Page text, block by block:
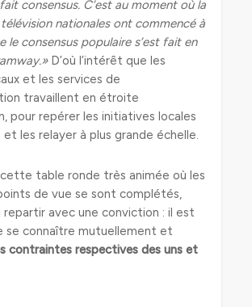
consensus. C’est au moment où la
nationales ont commencé à
le consensus populaire s’est fait en
D’où l’intérêt que les
et les services de
travaillent en étroite
pour repérer les initiatives locales
les relayer à plus grande échelle.
cette table ronde très animée où les
de vue se sont complétés,
repartir avec une conviction : il est
se connaître mutuellement et
contraintes respectives des uns et